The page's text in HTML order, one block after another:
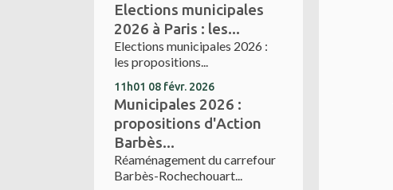
Elections municipales
2026 à Paris : les...
Elections municipales 2026 :
les propositions...
11h01 08 févr. 2026
Municipales 2026 :
propositions d'Action
Barbès...
Réaménagement du carrefour
Barbès-Rochechouart...